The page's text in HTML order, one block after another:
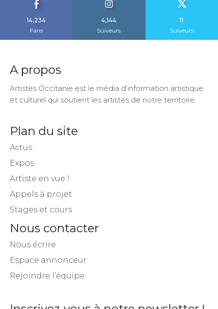
14,234
Fans
4,144
Suiveurs
11
Suiveurs
A propos
Artistes Occitanie est le média d’information artistique
et culturel qui soutient les artistes de notre territoire.
Plan du site
Actus
Expos
Artiste en vue !
Appels à projet
Stages et cours
Nous contacter
Nous écrire
Espace annonceur
Rejoindre l’équipe